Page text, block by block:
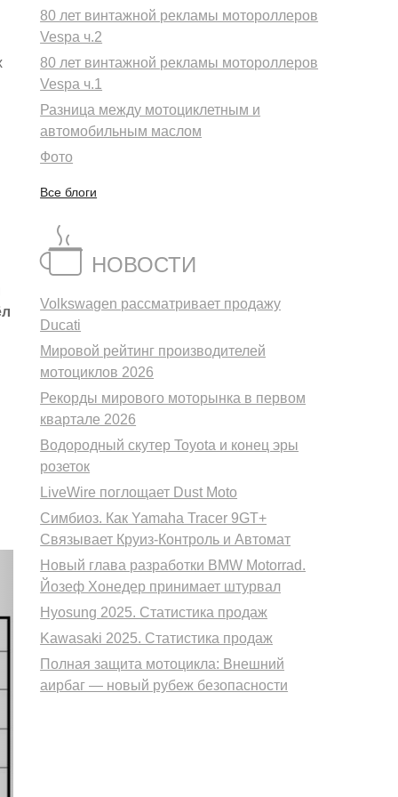
80 лет винтажной рекламы мотороллеров
Vespa ч.2
80 лет винтажной рекламы мотороллеров
Vespa ч.1
Разница между мотоциклетным и
автомобильным маслом
Фото
Все блоги
НОВОСТИ
Volkswagen рассматривает продажу
Ducati
Мировой рейтинг производителей
мотоциклов 2026
Рекорды мирового моторынка в первом
квартале 2026
Водородный скутер Toyota и конец эры
розеток
LiveWire поглощает Dust Moto
Симбиоз. Как Yamaha Tracer 9GT+
Связывает Круиз-Контроль и Автомат
Новый глава разработки BMW Motorrad.
Йозеф Хонедер принимает штурвал
Hyosung 2025. Статистика продаж
Kawasaki 2025. Статистика продаж
Полная защита мотоцикла: Внешний
аирбаг — новый рубеж безопасности